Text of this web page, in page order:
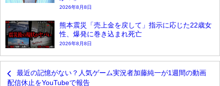
2026年8月8日
熊本震災「売上金を戻して」指示に応じた22歳女
性、爆発に巻き込まれ死亡
2026年8月8日
最近の記憶がない？人気ゲーム実況者加藤純一が1週間の動画
配信休止をYouTubeで報告